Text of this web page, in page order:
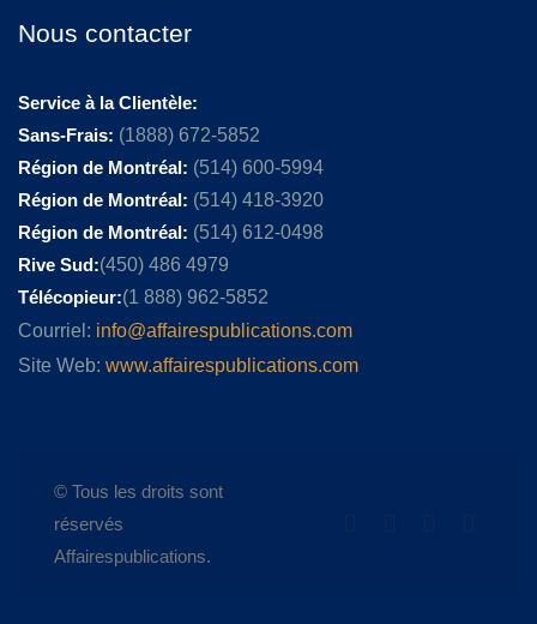
Nous contacter
Service à la Clientèle:
Sans-Frais: (1888) 672-5852
Région de Montréal: (514) 600-5994
Région de Montréal: (514) 418-3920
Région de Montréal: (514) 612-0498
Rive Sud:(450) 486 4979
Télécopieur:(1 888) 962-5852
Courriel: info@affairespublications.com
Site Web: www.affairespublications.com
© Tous les droits sont
réservés
Affairespublications.